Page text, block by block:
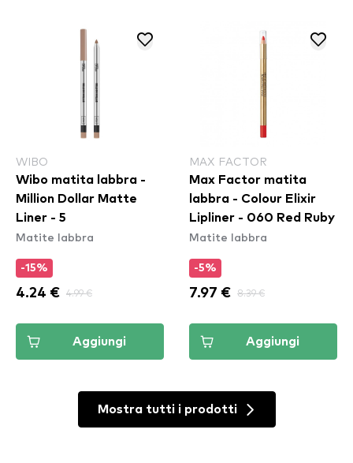
WIBO
Wibo matita labbra -
Million Dollar Matte
Liner - 5
Matite labbra
-15%
4.24 € 4.99 €
Aggiungi
MAX FACTOR
Max Factor matita
labbra - Colour Elixir
Lipliner - 060 Red Ruby
Matite labbra
-5%
7.97 € 8.39 €
Aggiungi
Mostra tutti i prodotti